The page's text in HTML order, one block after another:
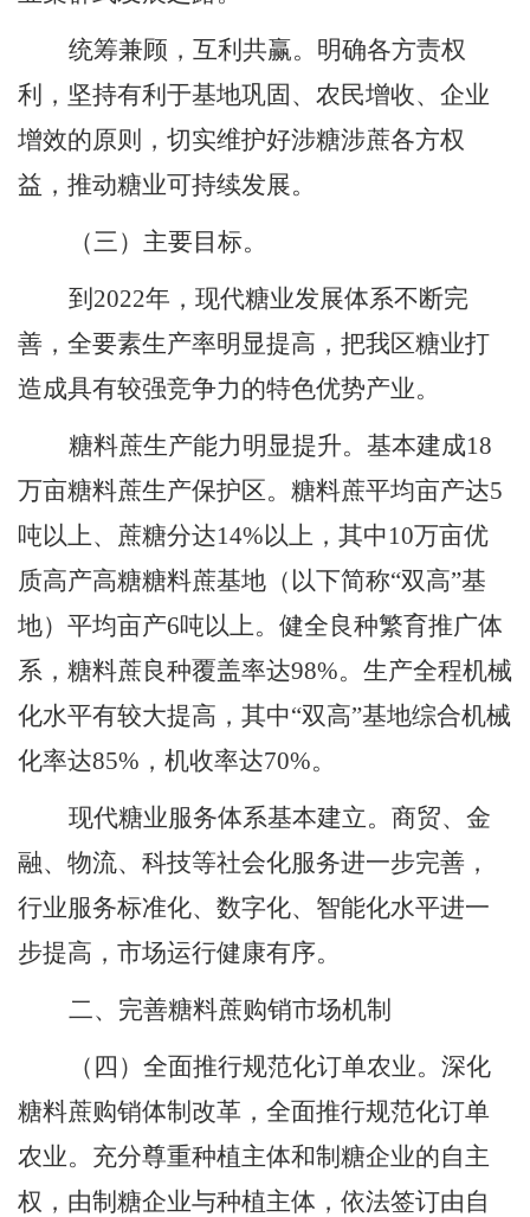
统筹兼顾 ， 互利共赢。明确各方责权
利
， 坚持有利于基地巩固、农民增收、企业
增效的原则，切实维护好涉糖涉蔗各方权
益，推动糖业可持续发展。
（三）主要目标。
到 2022年 ， 现代糖业发展体系不断完
善 ， 全要素生产率明显提高 ， 把我区糖业打
造成具有较强竞争力的特色优势产业。
糖料蔗生产能力明显提升。基本建成18
万亩糖料蔗生产保护区。糖料蔗平均亩产达5
吨以上、蔗糖分达14%以上 ， 其中10万亩优
质高产高糖糖料蔗基地（以下简称“双高”基
地）平均亩产6吨以上。健全良种繁育推广体
系 ， 糖料蔗良种覆盖率达98%。生产全程机械
化水平有较大提高 ， 其中“双高”基地综合机械
化率达85% ， 机收率达70%。
现代糖业服务体系基本建立。商贸、金
融、物流、科技等社会化服务进一步完善 ，
行业服务标准化、数字化、智能化水平进一
步提高 ， 市场运行健康有序。
二、完善糖料蔗购销市场机制
（四）全面推行规范化订单农业。 深化
糖料蔗购销体制改革，全面推行规范化订单
农业。充分尊重种植主体和制糖企业的自主
权，由制糖企业与种植主体，依法签订由自